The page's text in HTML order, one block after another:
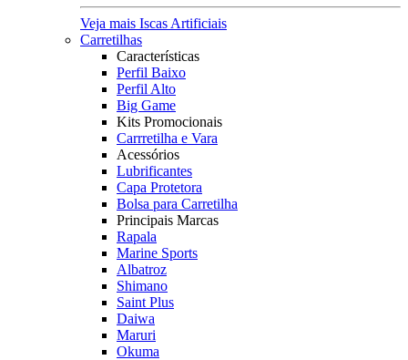
Veja mais Iscas Artificiais
Carretilhas
Características
Perfil Baixo
Perfil Alto
Big Game
Kits Promocionais
Carrretilha e Vara
Acessórios
Lubrificantes
Capa Protetora
Bolsa para Carretilha
Principais Marcas
Rapala
Marine Sports
Albatroz
Shimano
Saint Plus
Daiwa
Maruri
Okuma